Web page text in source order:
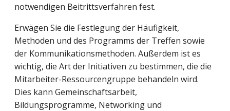
notwendigen Beitrittsverfahren fest.
Erwägen Sie die Festlegung der Häufigkeit,
Methoden und des Programms der Treffen sowie
der Kommunikationsmethoden. Außerdem ist es
wichtig, die Art der Initiativen zu bestimmen, die die
Mitarbeiter-Ressourcengruppe behandeln wird.
Dies kann Gemeinschaftsarbeit,
Bildungsprogramme, Networking und